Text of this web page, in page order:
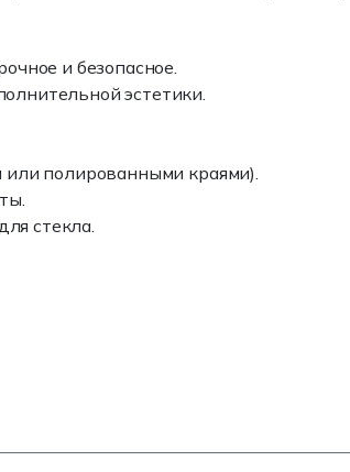
и безопасное.
эстетики.
или полированными краями).
стекла.